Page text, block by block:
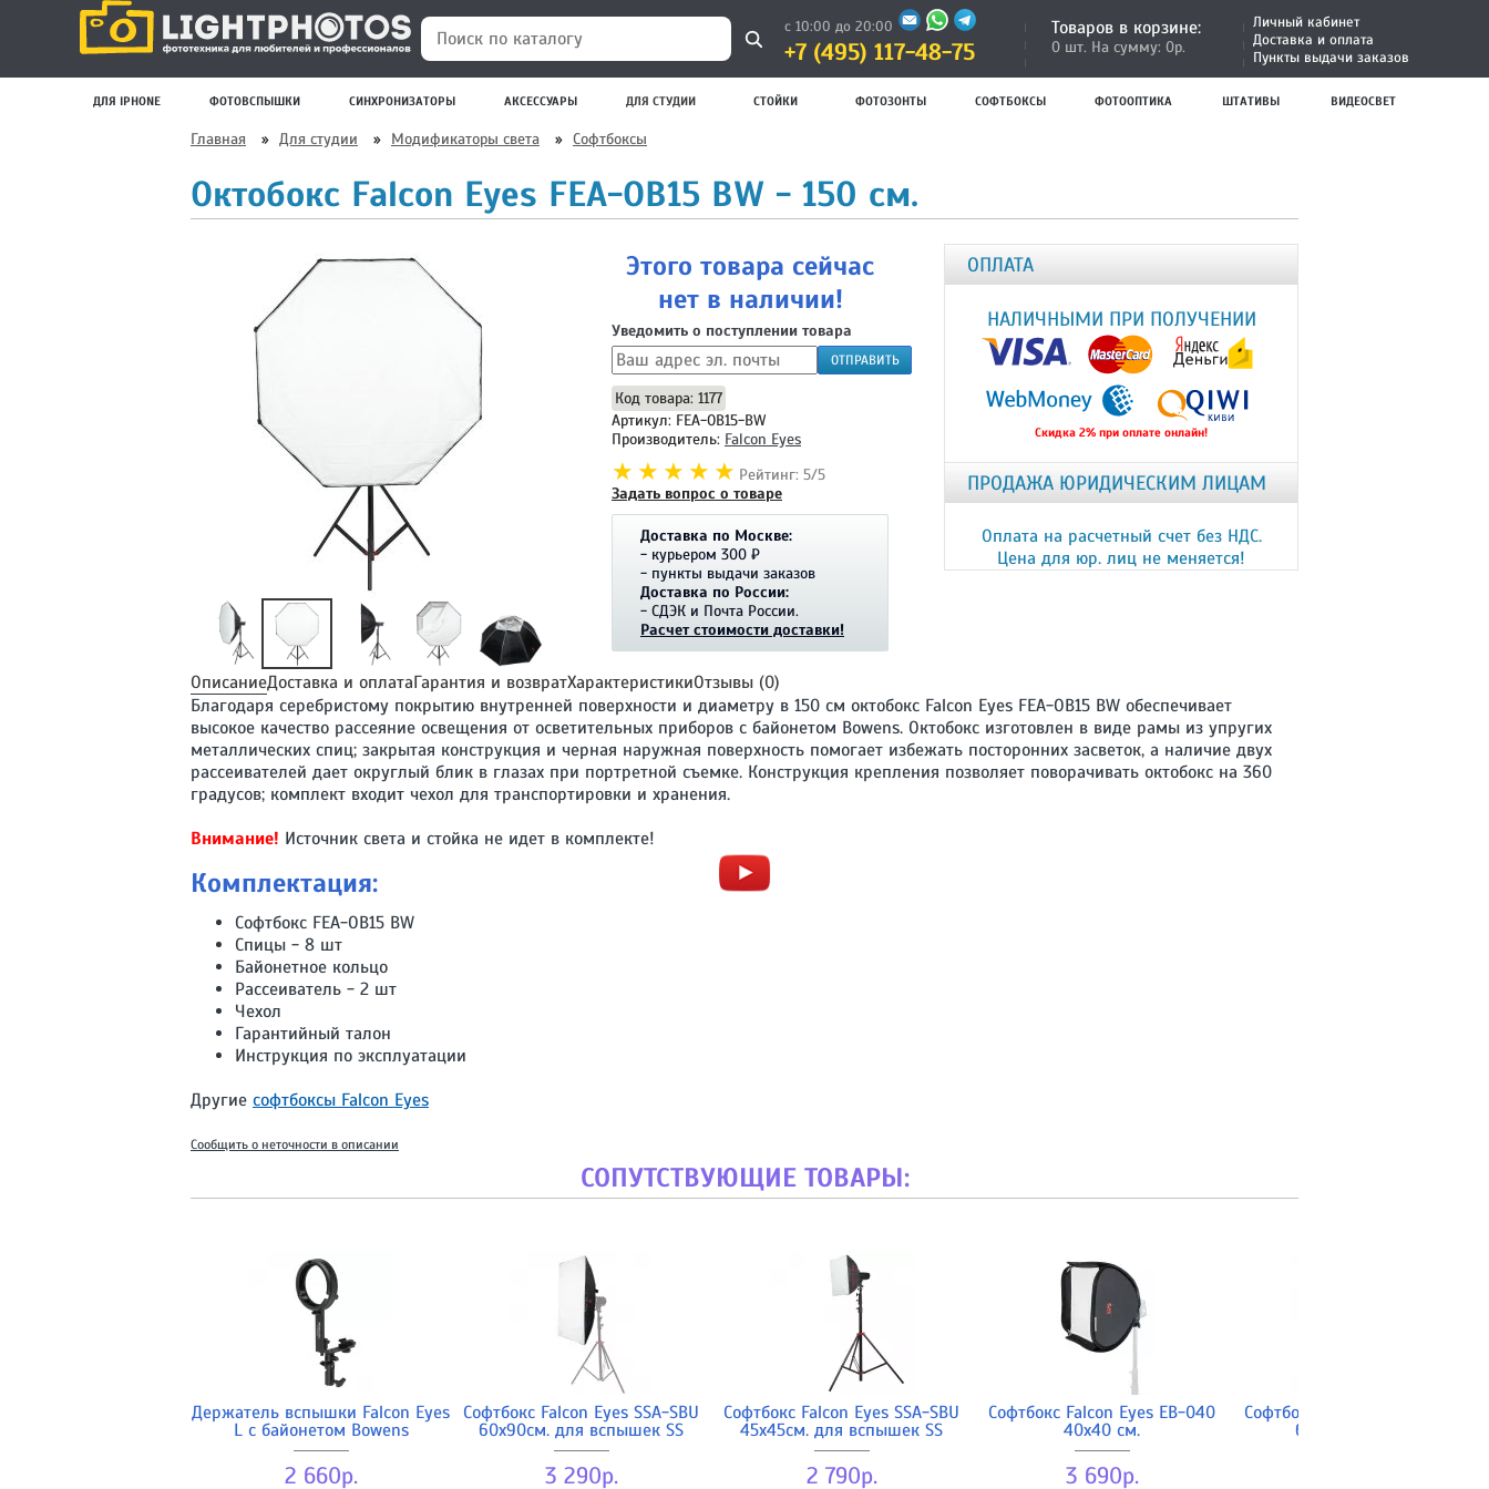
Поиск по каталогу
Личный кабинет
Доставка и оплата
Пункты выдачи заказов
Товаров в корзине:
0 шт. На сумму: 0р.
с 10:00 до 20:00
+7 (495) 117-48-75
ДЛЯ IPHONE ФОТОВСПЫШКИ СИНХРОНИЗАТОРЫ АКСЕССУАРЫ ДЛЯ СТУДИИ СТОЙКИ ФОТОЗОНТЫ СОФТБОКСЫ ФОТООПТИКА ШТАТИВЫ ВИДЕОСВЕТ
Главная » Для студии » Модификаторы света » Софтбоксы
Октобокс Falcon Eyes FEA-OB15 BW - 150 см.
ОПЛАТА
НАЛИЧНЫМИ ПРИ ПОЛУЧЕНИИ
Скидка 2% при оплате онлайн!
ПРОДАЖА ЮРИДИЧЕСКИМ ЛИЦАМ
Оплата на расчетный счет без НДС.
Цена для юр. лиц не меняется!
Этого товара сейчас
нет в наличии!
Уведомить о поступлении товара
ОТПРАВИТЬ
Код товара: 1177
Артикул: FEA-OB15-BW
Производитель: Falcon Eyes
Рейтинг: 5/5
Задать вопрос о товаре
Доставка по Москве:
- курьером 300 ₽
- пункты выдачи заказов
Доставка по России:
- СДЭК и Почта России.
Расчет стоимости доставки!
ОписаниеДоставка и оплатаГарантия и возвратХарактеристикиОтзывы (0)
Благодаря серебристому покрытию внутренней поверхности и диаметру в 150 см октобокс Falcon Eyes FEA-OB15 BW обеспечивает
высокое качество рассеяние освещения от осветительных приборов с байонетом Bowens. Октобокс изготовлен в виде рамы из упругих
металлических спиц; закрытая конструкция и черная наружная поверхность помогает избежать посторонних засветок, а наличие двух
рассеивателей дает округлый блик в глазах при портретной съемке. Конструкция крепления позволяет поворачивать октобокс на 360
градусов; комплект входит чехол для транспортировки и хранения.
Внимание! Источник света и стойка не идет в комплекте!
Комплектация:
Софтбокс FEA-OB15 BW
Спицы - 8 шт
Байонетное кольцо
Рассеиватель - 2 шт
Чехол
Гарантийный талон
Инструкция по эксплуатации
Другие софтбоксы Falcon Eyes
Сообщить о неточности в описании
СОПУТСТВУЮЩИЕ ТОВАРЫ:
Держатель вспышки Falcon Eyes
L с байонетом Bowens
2 660р.
Софтбокс Falcon Eyes SSA-SBU
60x90см. для вспышек SS
3 290р.
Софтбокс Falcon Eyes SSA-SBU
45x45см. для вспышек SS
2 790р.
Софтбокс Falcon Eyes EB-040
40x40 см.
3 690р.
Софтбокс Falcon Eyes SSA-SBU
6060 - 60x60 см.